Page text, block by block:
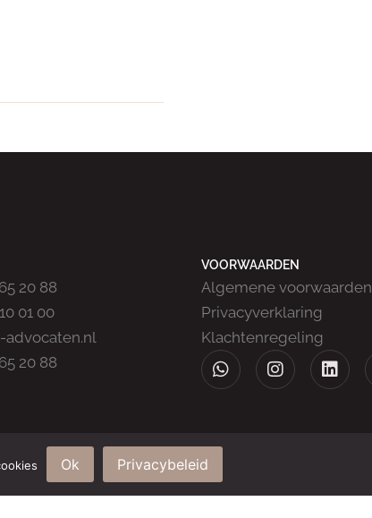
20 88
01 00
advocaten.nl
20 88
VOORWAARDEN
Algemene voorwaarden
Privacyverklaring
Klachtenregeling
Ok Privacybeleid